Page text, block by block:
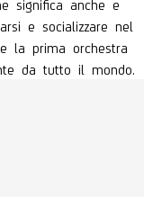
significa anche e
e socializzare nel
la prima orchestra
da tutto il mondo.